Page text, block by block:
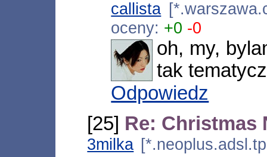
callista
oceny: +0 -0
oh, my,
tak
Odpowiedz
[25] Re: Christmas
3milka